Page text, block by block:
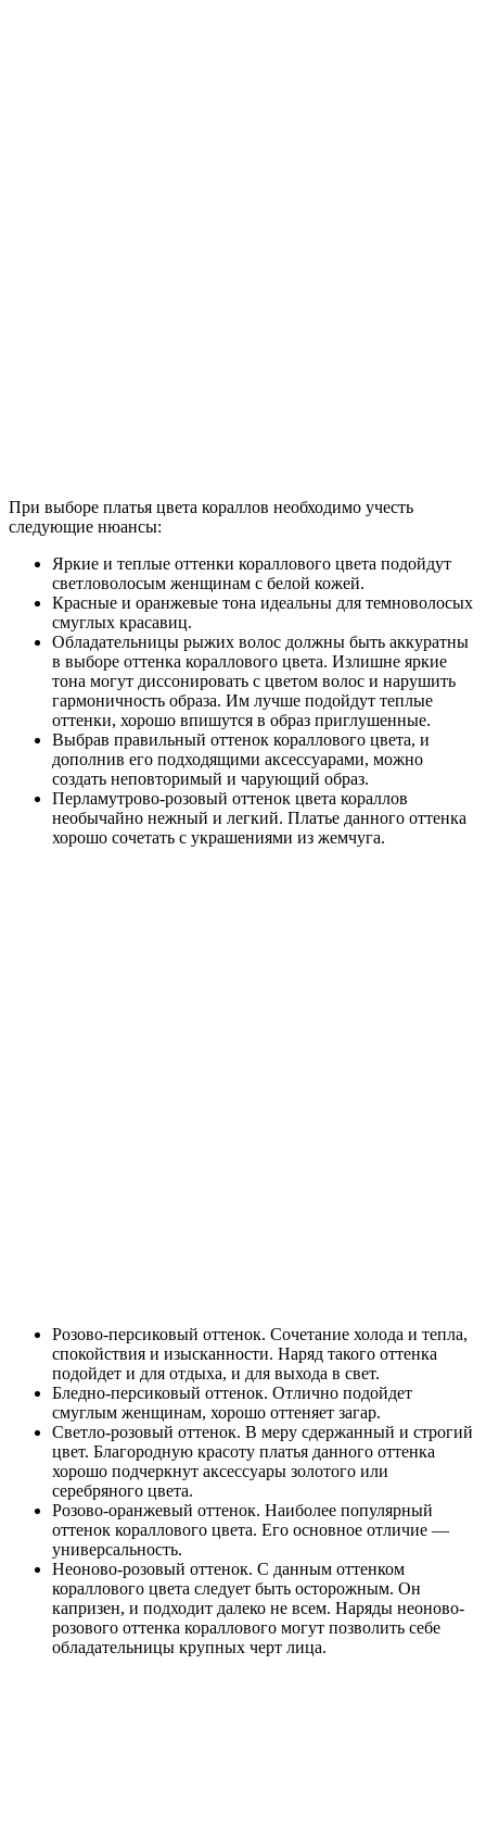
При выборе платья цвета кораллов необходимо учесть
следующие нюансы:
Яркие и теплые оттенки кораллового цвета подойдут
светловолосым женщинам с белой кожей.
Красные и оранжевые тона идеальны для темноволосых
смуглых красавиц.
Обладательницы рыжих волос должны быть аккуратны
в выборе оттенка кораллового цвета. Излишне яркие
тона могут диссонировать с цветом волос и нарушить
гармоничность образа. Им лучше подойдут теплые
оттенки, хорошо впишутся в образ приглушенные.
Выбрав правильный оттенок кораллового цвета, и
дополнив его подходящими аксессуарами, можно
создать неповторимый и чарующий образ.
Перламутрово-розовый оттенок цвета кораллов
необычайно нежный и легкий. Платье данного оттенка
хорошо сочетать с украшениями из жемчуга.
Розово-персиковый оттенок. Сочетание холода и тепла,
спокойствия и изысканности. Наряд такого оттенка
подойдет и для отдыха, и для выхода в свет.
Бледно-персиковый оттенок. Отлично подойдет
смуглым женщинам, хорошо оттеняет загар.
Светло-розовый оттенок. В меру сдержанный и строгий
цвет. Благородную красоту платья данного оттенка
хорошо подчеркнут аксессуары золотого или
серебряного цвета.
Розово-оранжевый оттенок. Наиболее популярный
оттенок кораллового цвета. Его основное отличие —
универсальность.
Неоново-розовый оттенок. С данным оттенком
кораллового цвета следует быть осторожным. Он
капризен, и подходит далеко не всем. Наряды неоново-
розового оттенка кораллового могут позволить себе
обладательницы крупных черт лица.